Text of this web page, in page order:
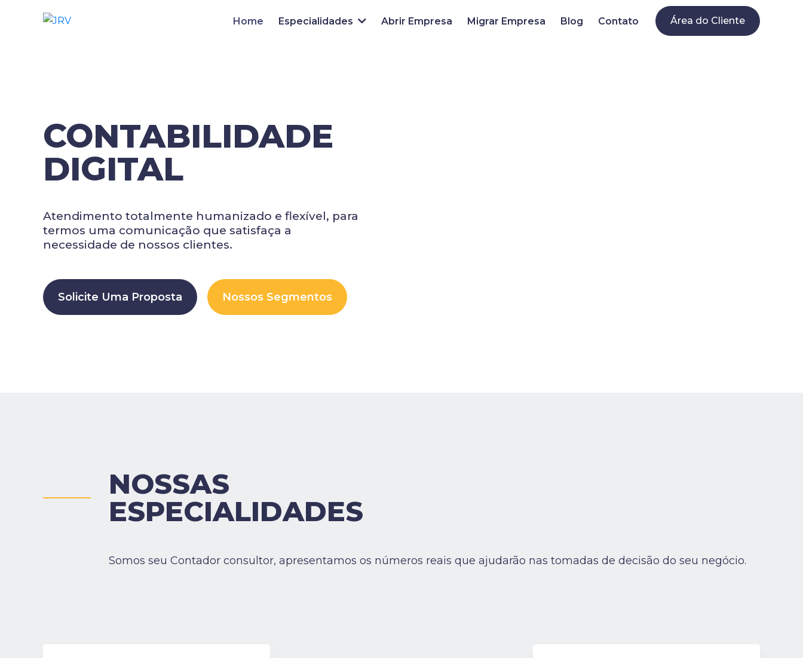
Home Especialidades Abrir Empresa Migrar Empresa Blog Contato Área do Cliente
CONTABILIDADE
DIGITAL
Atendimento totalmente humanizado e flexível, para
termos uma comunicação que satisfaça a
necessidade de nossos clientes.
Solicite Uma Proposta Nossos Segmentos
NOSSAS
ESPECIALIDADES
Somos seu Contador consultor, apresentamos os números reais que ajudarão nas tomadas de decisão do seu negócio.